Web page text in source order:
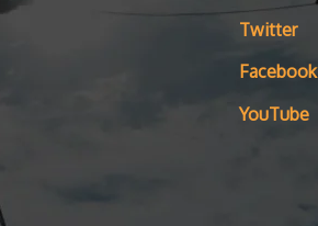
Twitter
Facebook
YouTube